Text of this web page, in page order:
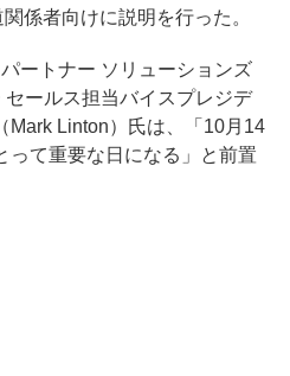
係者向けに説明を行った。
ートナー ソリューションズ
ールス担当バイスプレジデ
Mark Linton）氏は、「10月14
って重要な日になる」と前置